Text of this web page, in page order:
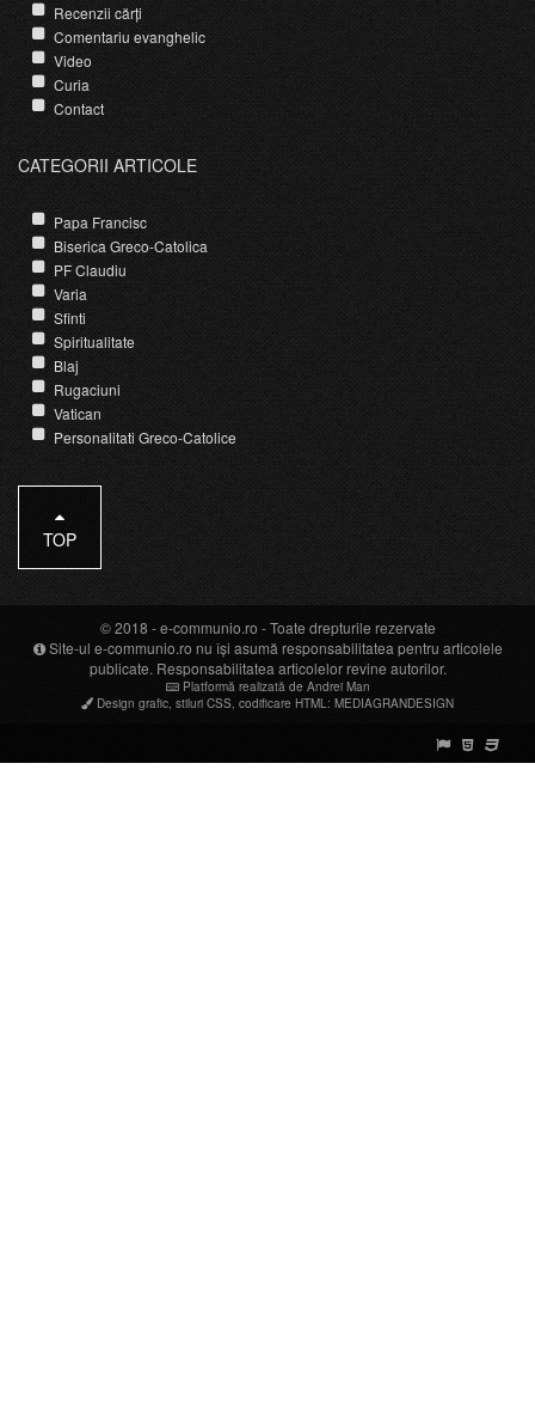
Recenzii cărți
Comentariu evanghelic
Video
Curia
Contact
CATEGORII ARTICOLE
Papa Francisc
Biserica Greco-Catolica
PF Claudiu
Varia
Sfinti
Spiritualitate
Blaj
Rugaciuni
Vatican
Personalitati Greco-Catolice
TOP
© 2018 -e-communio.ro - Toate drepturile rezervate
Site-ul e-communio.ro nu își asumă responsabilitatea pentru articolele
publicate. Responsabilitatea articolelor revine autorilor.
Platformă realizată de Andrei Man
Design grafic stiluri CSS codificare HTML : MEDIAGRANDESIGN